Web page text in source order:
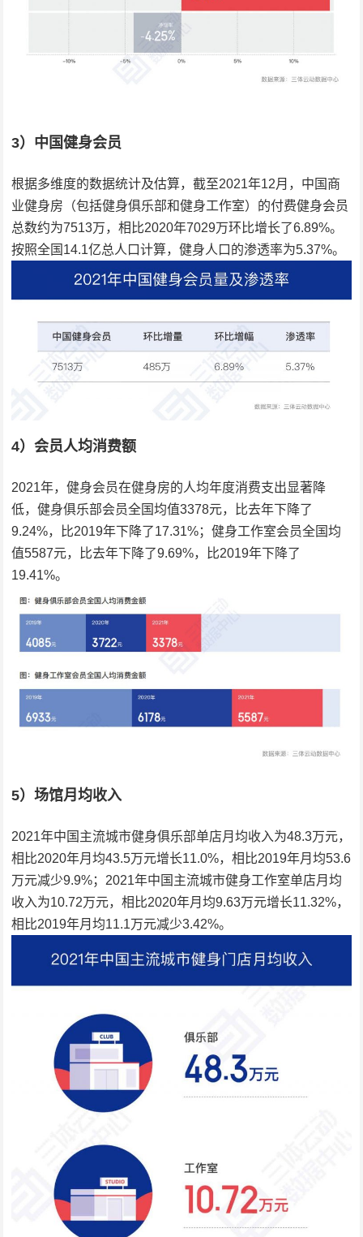
3）中国健身会员
根据多维度的数据统计及估算，截至2021年12月，中国商
业健身房（包括健身俱乐部和健身工作室）的付费健身会员
总数约为7513万，相比2020年7029万环比增长了6.89%。
按照全国14.1亿总人口计算，健身人口的渗透率为5.37%。
4）会员人均消费额
2021年，健身会员在健身房的人均年度消费支出显著降
低，健身俱乐部会员全国均值3378元，比去年下降了
9.24%，比2019年下降了17.31%；健身工作室会员全国均
值5587元，比去年下降了9.69%，比2019年下降了
19.41%。
5）场馆月均收入
2021年中国主流城市健身俱乐部单店月均收入为48.3万元，
相比2020年月均43.5万元增长11.0%，相比2019年月均53.6
万元减少9.9%；2021年中国主流城市健身工作室单店月均
收入为10.72万元，相比2020年月均9.63万元增长11.32%，
相比2019年月均11.1万元减少3.42%。